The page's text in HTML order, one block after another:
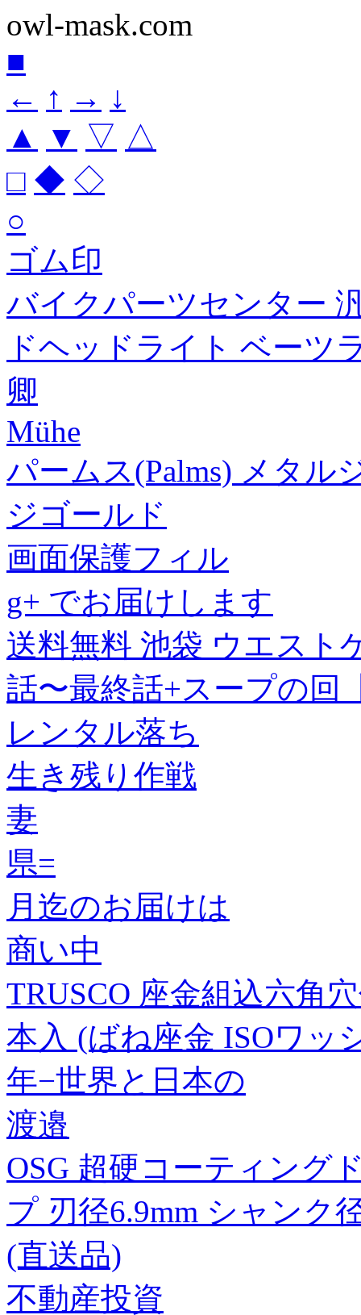
owl-mask.com
■
← ↑ → ↓
▲
▼ ▽ △
□ ◆ ◇
○
ゴム印
バイクパーツセンター
ドヘッドライト ベーツ
卿
Mühe
パームス(Palms) メタル
ジゴールド
画面保護フィル
g+ でお届けします
送料無料 池袋 ウエスト
話〜最終話+スープの回
レンタル落ち
生き残り作戦
妻
県=
月迄のお届けは
商い中
TRUSCO 座金組込六角
本入 (ばね座金 ISOワッ
年−世界と日本の
渡邉
OSG 超硬コーティング
プ 刃径6.9mm シャンク
(直送品)
不動産投資